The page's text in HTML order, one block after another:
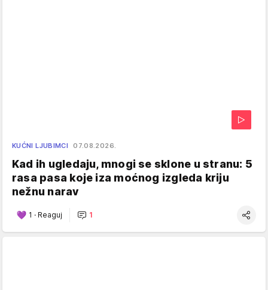
KUĆNI LJUBIMCI 07.08.2026.
Kad ih ugledaju, mnogi se sklone u stranu: 5
rasa pasa koje iza moćnog izgleda kriju
nežnu narav
1 · Reaguj 1